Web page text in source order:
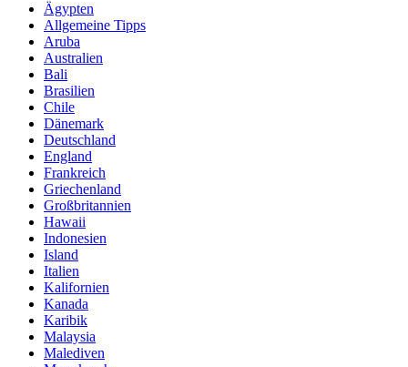
Ägypten
Allgemeine Tipps
Aruba
Australien
Bali
Brasilien
Chile
Dänemark
Deutschland
England
Frankreich
Griechenland
Großbritannien
Hawaii
Indonesien
Island
Italien
Kalifornien
Kanada
Karibik
Malaysia
Malediven